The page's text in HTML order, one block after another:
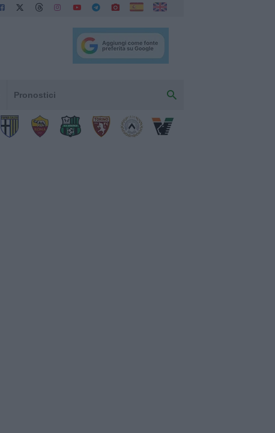
Pronostici